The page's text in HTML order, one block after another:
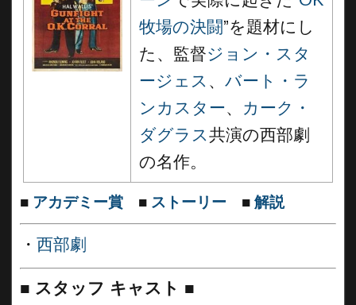
牧場の決闘”を題材にし
た、監督ジョン・スタ
ージェス 、 バート・ラ
ンカスター、 カーク・
ダグラス共演の西部劇
の名作。
■ アカデミー賞 ■ ストーリー ■ 解説
・ 西部劇
■ スタッフ キャスト ■